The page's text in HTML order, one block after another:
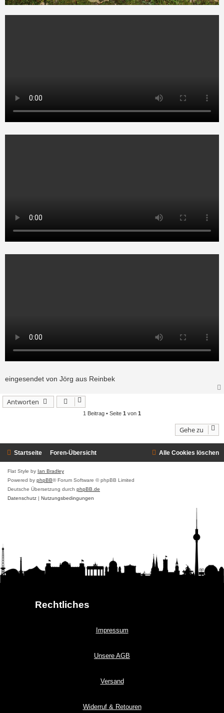
eingesendet von Jörg aus Reinbek
Antworten
1 Beitrag • Seite 1 von 1
Gehe zu
Startseite Foren-Übersicht Alle Cookies löschen
Flat Style by Ian Bradley
Powered by phpBB® Forum Software © phpBB Limited
Deutsche Übersetzung durch phpBB.de
Datenschutz | Nutzungsbedingungen
Rechtliches
Impressum
Unsere AGB
Versand
Widerruf & Retouren